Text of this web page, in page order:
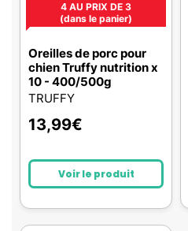
4 AU PRIX DE 3
(dans le panier)
Oreilles de porc pour
chien Truffy nutrition x
10 - 400/500g
TRUFFY
13,99€
Voir le produit